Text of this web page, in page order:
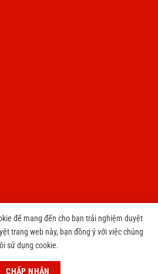
© cameravnt39.com
HÀNG THAY PIN IPHONE CHỈ 3999
円Bỏ qua
để mang đến cho bạn trải nghiệm duyệt
trang web này, bạn đồng ý với việc chúng
sử dụng cookie.
CHẤP NHẬN